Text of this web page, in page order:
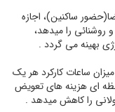
ساكنین)، اجازه
روشنائی را میدهد،
بهینه می گردد .
ساعات كاركرد هر یک
ای هزینه های تعویض
را كاهش میدهد .